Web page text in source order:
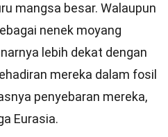
mangsa besar. Walaupun
nenek moyang
lebih dekat dengan
mereka dalam fosil
penyebaran mereka,
Eurasia.